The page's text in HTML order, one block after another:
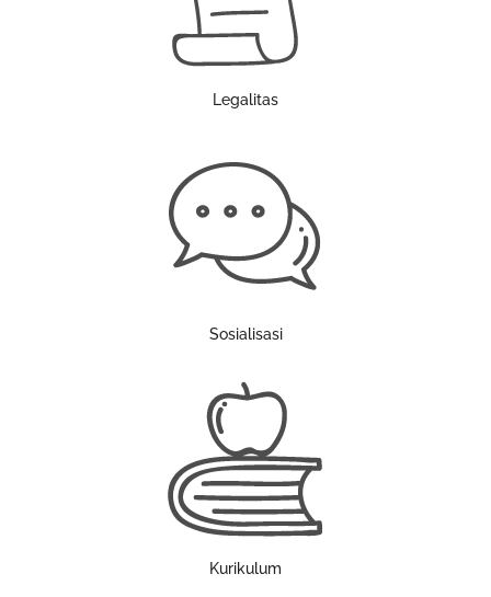
Legalitas
Sosialisasi
Kurikulum